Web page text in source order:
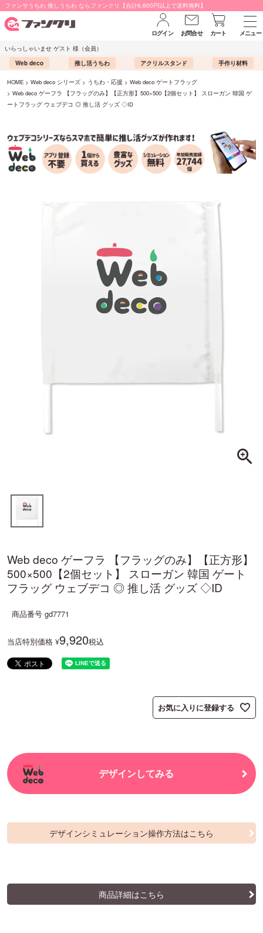
ファンサうちわ 推しうちわ ならファンクリ【合計6,600円以上で送料無料】
ログイン お問合せ カート
メニュー
いらっしゃいませ ゲスト 様（会員）
Web deco
推し活うちわ アクリルスタンド 手作り材料
HOME Web deco シリーズ うちわ・応援
Web deco ゲートフラッグ
Web deco ゲーフラ 【フラッグのみ】【正方形】500×500【2個セット】 スローガン 韓国 ゲ
ートフラッグ ウェブデコ ◎ 推し活 グッズ ◇ID
Web deco ゲーフラ 【フラッグのみ】【正方形】
500×500【2個セット】 スローガン 韓国 ゲート
フラッグ ウェブデコ ◎ 推し活 グッズ ◇ID
商品番号 gd7771
当店特別価格 ¥9,920税込
お気に入りに登録する
デザインしてみる
デザインシミュレーション操作方法はこちら
商品詳細はこちら